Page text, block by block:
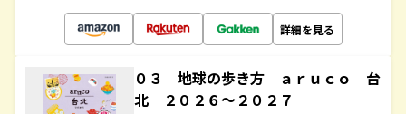
詳細を見る
０３ 地球の歩き方 ａｒｕｃｏ 台
北 ２０２６～２０２７